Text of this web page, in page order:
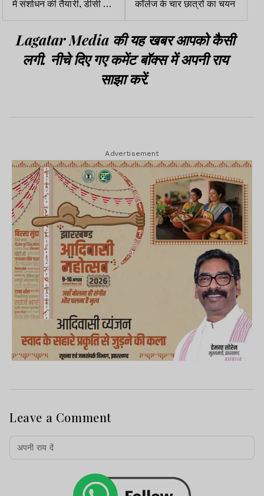
में संशोधन की तैयारी, डीसी ने
दिए निर्देश
कॉलेज के चार छात्रों का चयन
Lagatar Media की यह खबर आपको कैसी
लगी. नीचे दिए गए कमेंट बॉक्स में अपनी राय
साझा करें.
Advertisement
Leave a Comment